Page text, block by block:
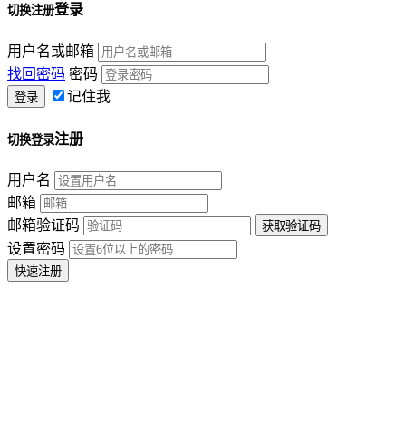
切换注册登录
用户名或邮箱
找回密码 密码
记住我
切换登录注册
用户名
邮箱
邮箱验证码
设置密码